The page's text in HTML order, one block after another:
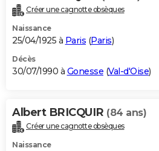
Créer une cagnotte obsèques
Naissance
25/04/1925 à Paris (Paris)
Décès
30/07/1990 à Gonesse (Val-d'Oise)
Albert BRICQUIR (84 ans)
Créer une cagnotte obsèques
Naissance